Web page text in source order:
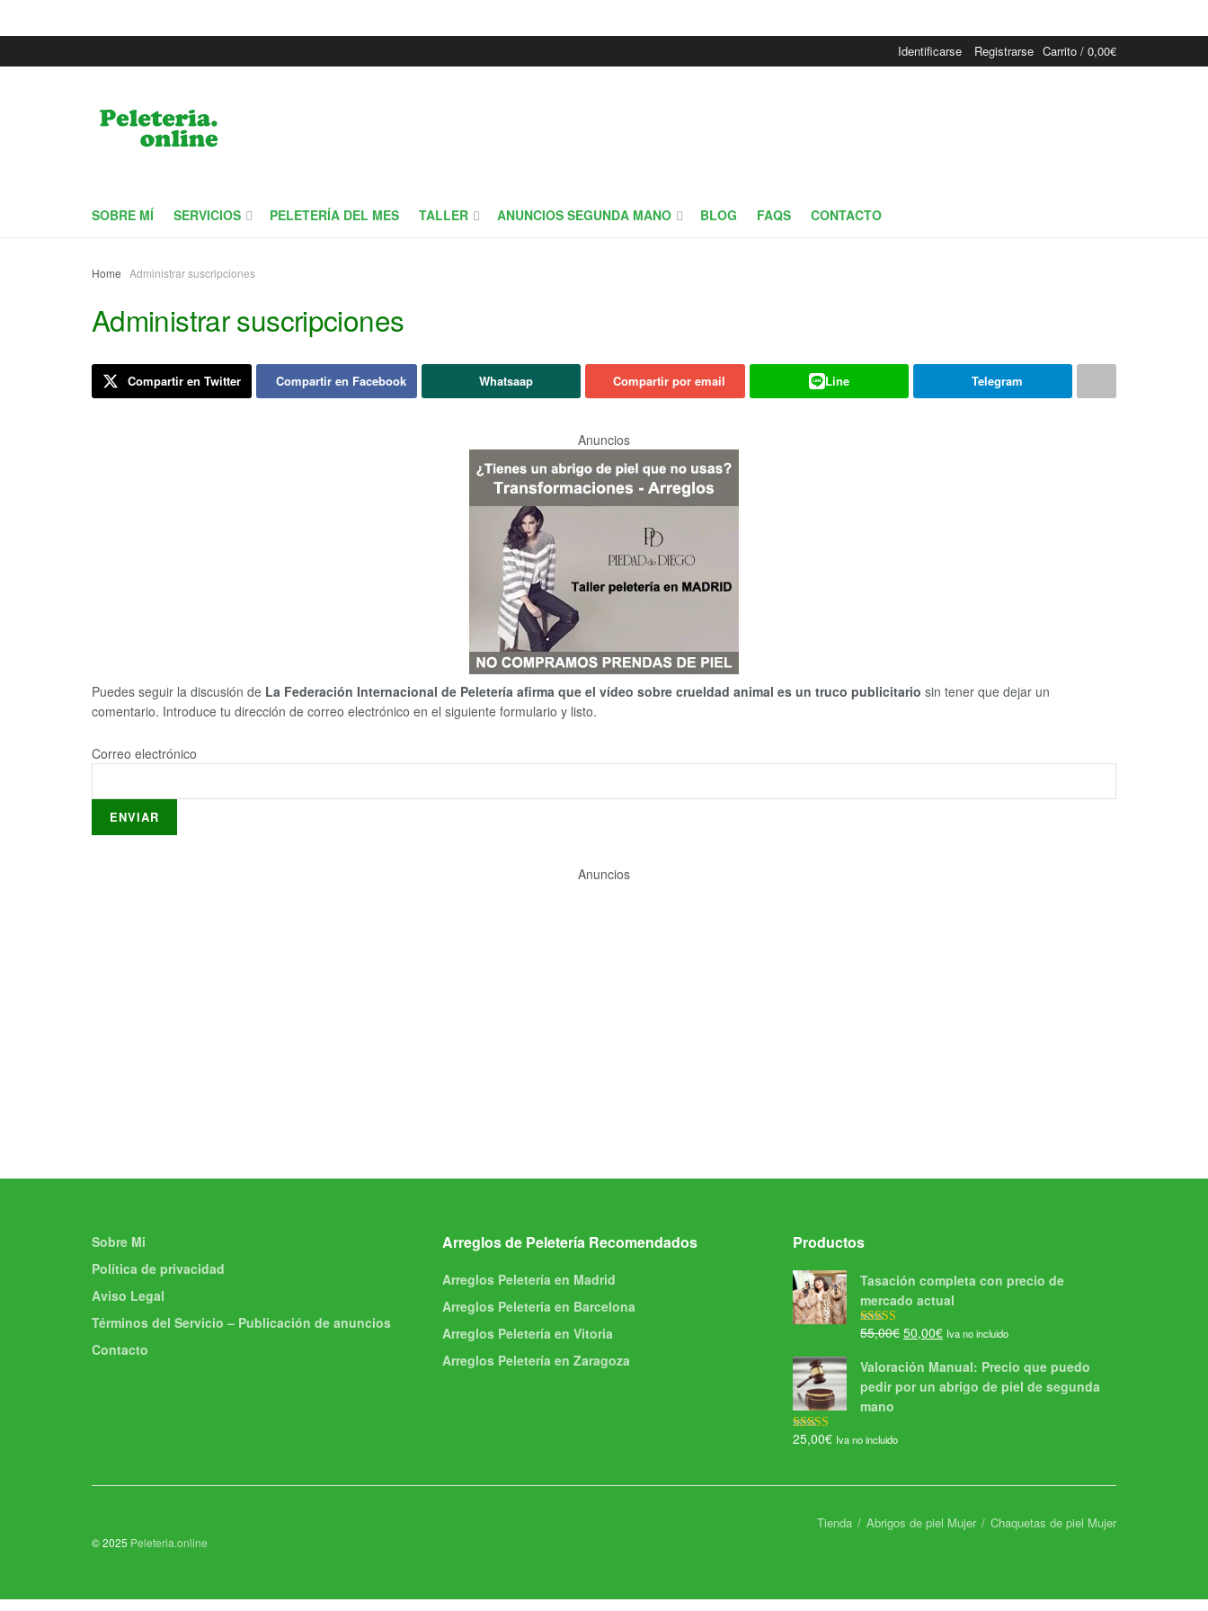
Identificarse Registrarse Carrito / 0,00€
SOBRE MÍ SERVICIOS PELETERÍA DEL MES TALLER ANUNCIOS SEGUNDA MANO BLOG FAQS CONTACTO
Home Administrar suscripciones
Administrar suscripciones
Compartir en Twitter Compartir en Facebook Whatsaap Compartir por email Line Telegram
Anuncios
Puedes seguir la discusión de La Federación Internacional de Peletería afirma que el vídeo sobre crueldad animal es un truco publicitario sin tener que dejar un
comentario. Introduce tu dirección de correo electrónico en el siguiente formulario y listo.
Correo electrónico
Anuncios
Sobre Mi
Política de privacidad
Aviso Legal
Términos del Servicio – Publicación de anuncios
Contacto
Arreglos de Peletería Recomendados
Arreglos Peletería en Madrid
Arreglos Peletería en Barcelona
Arreglos Peletería en Vitoria
Arreglos Peletería en Zaragoza
Productos
Tasación completa con precio de
mercado actual
Valorado con
55,00€ El
original
era:
50,00€El
actual
es:
Iva no incluido
Valoración Manual: Precio que puedo
pedir por un abrigo de piel de segunda
mano
Valorado con
25,00€ Iva no incluido
Tienda Abrigos de piel Mujer Chaquetas de piel Mujer
© 2025 Peleteria.online